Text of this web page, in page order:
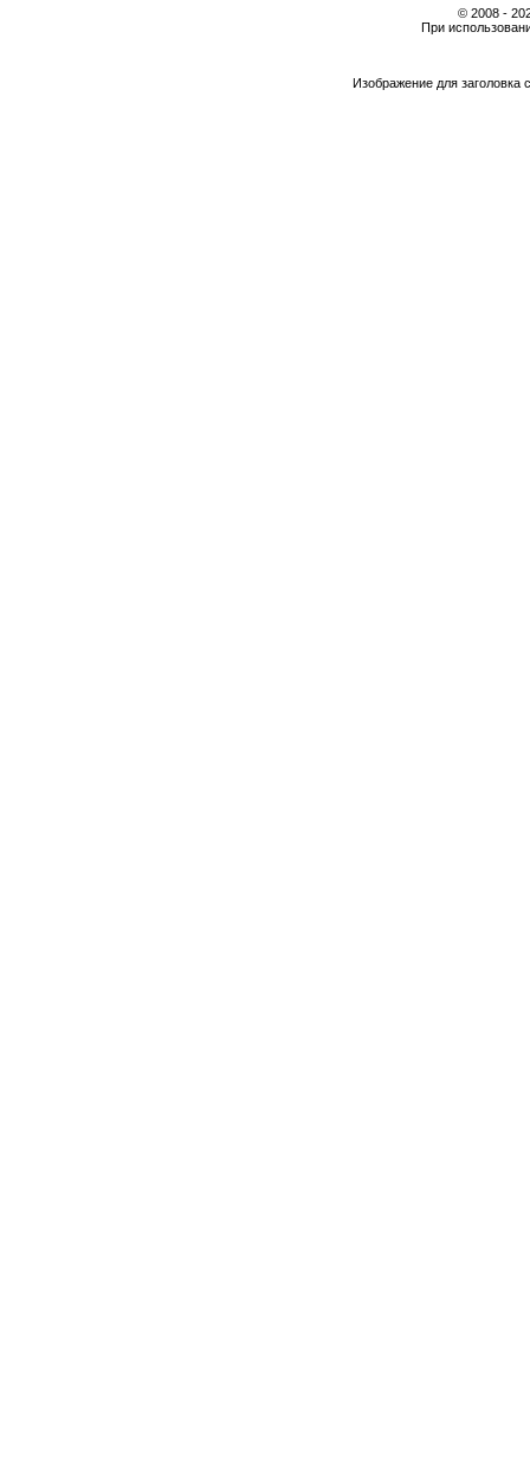
© 2008 -
При
Изображение для